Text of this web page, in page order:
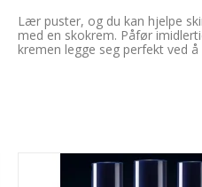
Lær puster, og du kan hjelpe
med en skokrem. Påfør
kremen legge seg perfekt ved